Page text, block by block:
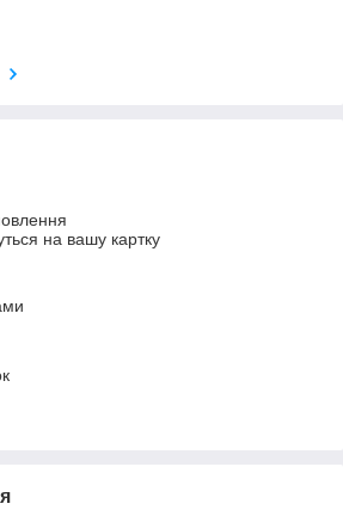
на вашу картку